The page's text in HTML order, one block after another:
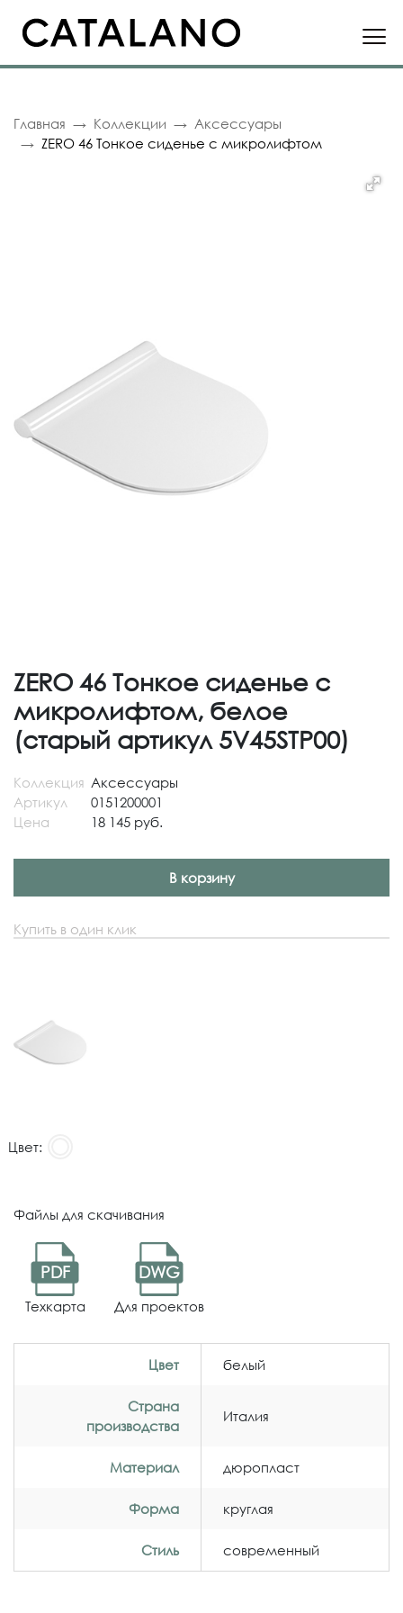
Главная Коллекции
Аксессуары
ZERO 46 Тонкое сиденье с микролифтом
ZERO 46 Тонкое сиденье с
микролифтом, белое
(старый артикул 5V45STP00)
Коллекция Аксессуары
Артикул
0151200001
Цена
18 145 руб.
В корзину
Купить в один клик
Цвет:
Файлы для скачивания
PDF
Техкарта
DWG
Для проектов
Цвет белый
Страна
производства
Италия
Материал дюропласт
Форма круглая
Стиль современный